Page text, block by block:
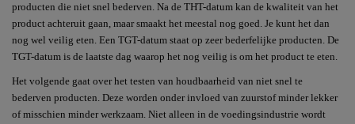
producten die niet snel bederven. Na de THT-datum kan de kwaliteit van het
product achteruit gaan, maar smaakt het meestal nog goed. Je kunt het dan
nog wel veilig eten. Een TGT-datum staat op zeer bederfelijke producten. De
TGT-datum is de laatste dag waarop het nog veilig is om het product te eten.
Het volgende gaat over het testen van houdbaarheid van niet snel te
bederven producten. Deze worden onder invloed van zuurstof minder lekker
of misschien minder werkzaam. Niet alleen in de voedingsindustrie wordt